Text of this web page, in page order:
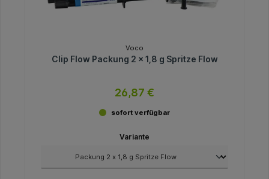
Voco
Clip Flow Packung 2 x 1,8 g Spritze Flow
26,87 €
sofort verfügbar
Variante